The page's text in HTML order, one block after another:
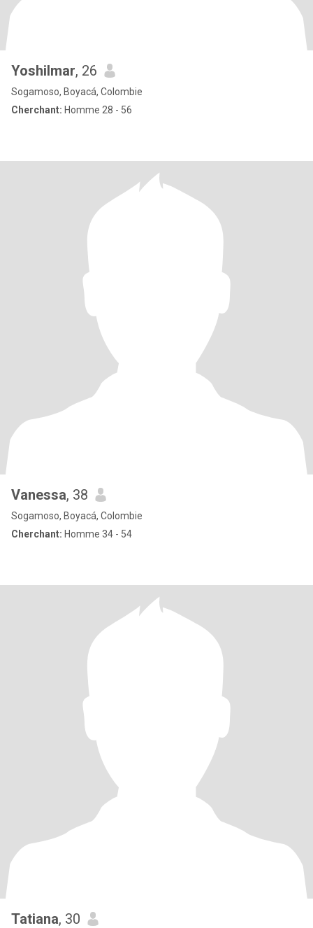
Yoshilmar, 26
Sogamoso, Boyacá, Colombie
Cherchant: Homme 28 - 56
Vanessa, 38
Sogamoso, Boyacá, Colombie
Cherchant: Homme 34 - 54
Tatiana, 30